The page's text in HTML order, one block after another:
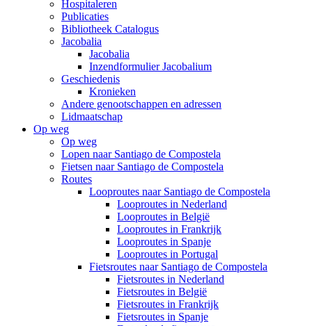
Hospitaleren
Publicaties
Bibliotheek Catalogus
Jacobalia
Jacobalia
Inzendformulier Jacobalium
Geschiedenis
Kronieken
Andere genootschappen en adressen
Lidmaatschap
Op weg
Op weg
Lopen naar Santiago de Compostela
Fietsen naar Santiago de Compostela
Routes
Looproutes naar Santiago de Compostela
Looproutes in Nederland
Looproutes in België
Looproutes in Frankrijk
Looproutes in Spanje
Looproutes in Portugal
Fietsroutes naar Santiago de Compostela
Fietsroutes in Nederland
Fietsroutes in België
Fietsroutes in Frankrijk
Fietsroutes in Spanje